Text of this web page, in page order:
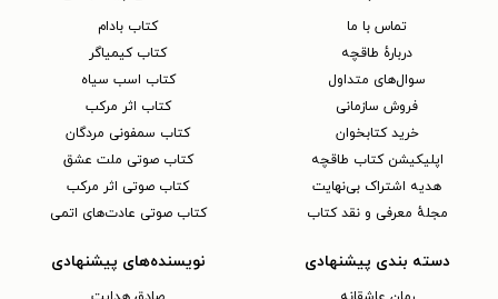
تماس با ما
دربارهٔ طاقچه
سوال‌های متداول
فروش سازمانی
خرید کتابخوان
اپلیکیشن کتاب طاقچه
هدیه اشتراک بی‌نهایت
مجلهٔ معرفی و نقد کتاب
کتاب بادام
کتاب کیمیاگر
کتاب اسب سیاه
کتاب اثر مرکب
کتاب سمفونی مردگان
کتاب صوتی ملت عشق
کتاب صوتی اثر مرکب
کتاب صوتی عادت‌های اتمی
دسته بندی پیشنهادی نویسنده‌های پیشنهادی